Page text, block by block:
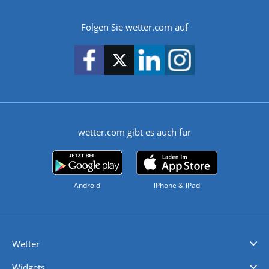
Folgen Sie wetter.com auf
wetter.com gibt es auch für
Android iPhone & iPad
Wetter